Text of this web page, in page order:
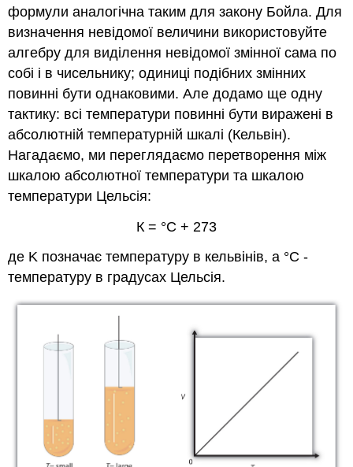
формули аналогічна таким для закону Бойла. Для
визначення невідомої величини використовуйте
алгебру для виділення невідомої змінної сама по
собі і в чисельнику; одиниці подібних змінних
повинні бути однаковими. Але додамо ще одну
тактику: всі температури повинні бути виражені в
абсолютній температурній шкалі (Кельвін).
Нагадаємо, ми переглядаємо перетворення між
шкалою абсолютної температури та шкалою
температури Цельсія:
К = °C + 273
де K позначає температуру в кельвінів, а °C -
температуру в градусах Цельсія.